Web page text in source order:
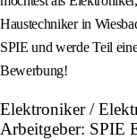
Haustechniker in
SPIE und werde Teil
Bewerbung!
Elektroniker /
Arbeitgeber: SPIE